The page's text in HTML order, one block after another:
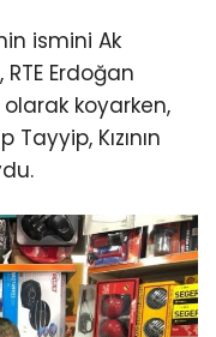
ismini Ak
RTE Erdoğan
olarak koyarken,
Kızının